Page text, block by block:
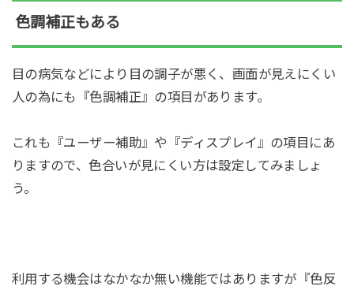
色調補正もある
目の病気などにより目の調子が悪く、画面が見えにくい
人の為にも『色調補正』の項目があります。
これも『ユーザー補助』や『ディスプレイ』の項目にあ
りますので、色合いが見にくい方は設定してみましょ
う。
利用する機会はなかなか無い機能ではありますが『色反